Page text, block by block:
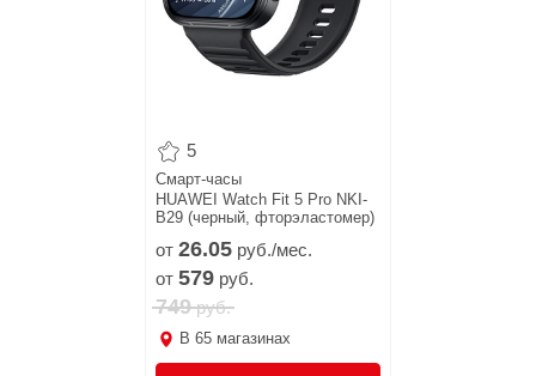
5
Смарт-часы
HUAWEI Watch Fit 5 Pro NKI-
B29 (черный, фторэластомер)
от 26.05 руб./мес.
от 579 руб.
749руб.
В 65 магазинах